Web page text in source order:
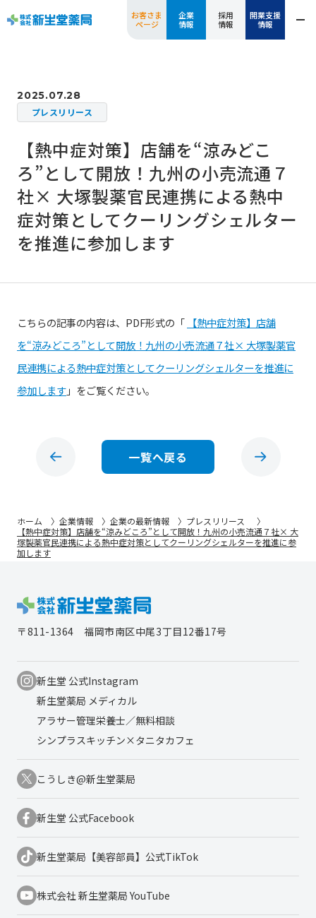
お客さま
ページ
企業
情報
採用
情報
開業支援
情報
2025.07.28
プレスリリース
【熱中症対策】店舗を“涼みどこ
ろ”として開放！九州の小売流通７
社× 大塚製薬官民連携による熱中
症対策としてクーリングシェルター
を推進に参加します
こちらの記事の内容は、PDF形式の「 【熱中症対策】店舗
を“涼みどころ”として開放！九州の小売流通７社× 大塚製薬官
民連携による熱中症対策としてクーリングシェルターを推進に
参加します」をご覧ください。
一覧へ戻る
ホーム 企業情報 企業の最新情報
プレスリリース
【熱中症対策】店舗を“涼みどころ”として開放！九州の小売流通７社× 大
塚製薬官民連携による熱中症対策としてクーリングシェルターを推進に参
加します
〒811-1364 福岡市南区中尾3丁目12番17号
新生堂 公式Instagram
新生堂薬局 メディカル
アラサー管理栄養士／無料相談
シンプラスキッチン×タニタカフェ
こうしき@新生堂薬局
新生堂 公式Facebook
新生堂薬局【美容部員】公式TikTok
株式会社 新生堂薬局 YouTube